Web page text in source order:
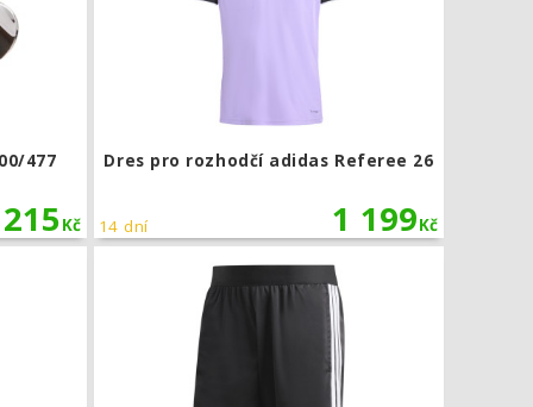
477
215Kč
Dres pro rozhodčí adidas Referee 26
1 199Kč
14 dní